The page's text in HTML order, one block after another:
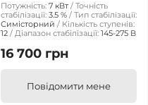
Потужність: 7 кВт
Точність
стабілізації: 3.5 %
Тип стабілізації:
Симісторний
Кількість ступенів:
12
Діапазон стабілізації: 145-275 В
16 700 грн
Повідомити мене